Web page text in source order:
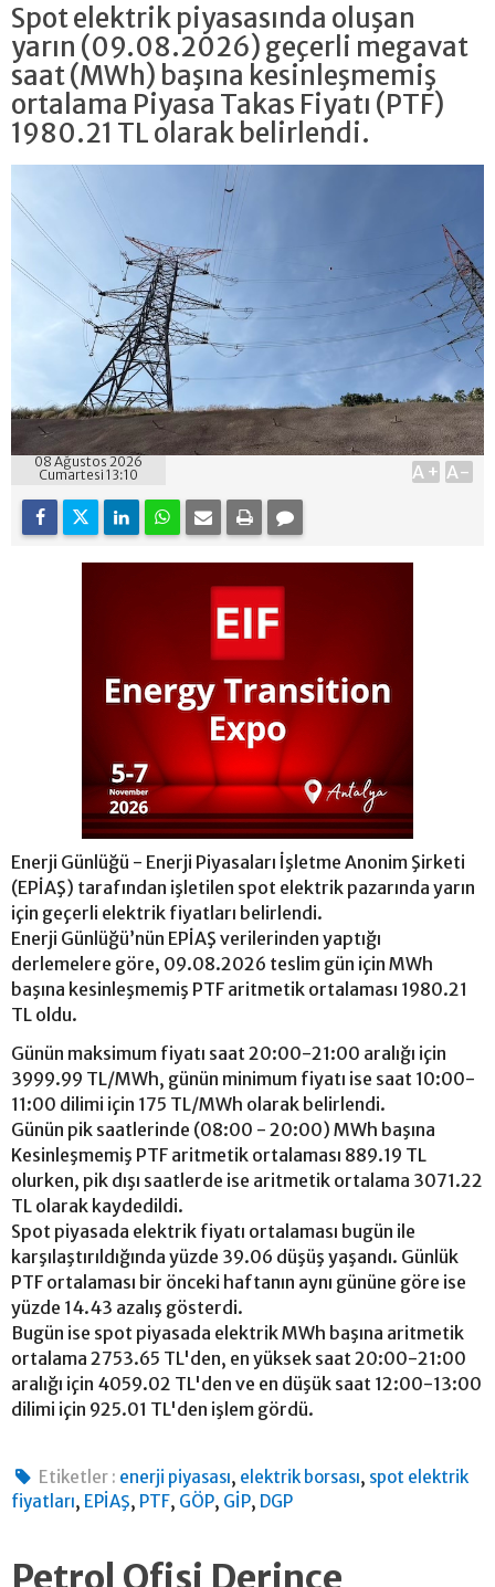
Spot elektrik piyasasında oluşan
yarın (09.08.2026) geçerli megavat
saat (MWh) başına kesinleşmemiş
ortalama Piyasa Takas Fiyatı (PTF)
1980.21 TL olarak belirlendi.
08 Ağustos 2026
Cumartesi 13:10
A+ A-
Enerji Günlüğü - Enerji Piyasaları İşletme Anonim Şirketi
(EPİAŞ) tarafından işletilen spot elektrik pazarında yarın
için geçerli elektrik fiyatları belirlendi.
Enerji Günlüğü’nün EPİAŞ verilerinden yaptığı
derlemelere göre, 09.08.2026 teslim gün için MWh
başına kesinleşmemiş PTF aritmetik ortalaması 1980.21
TL oldu.
Günün maksimum fiyatı saat 20:00-21:00 aralığı için
3999.99 TL/MWh, günün minimum fiyatı ise saat 10:00-
11:00 dilimi için 175 TL/MWh olarak belirlendi.
Günün pik saatlerinde (08:00 - 20:00) MWh başına
Kesinleşmemiş PTF aritmetik ortalaması 889.19 TL
olurken, pik dışı saatlerde ise aritmetik ortalama 3071.22
TL olarak kaydedildi.
Spot piyasada elektrik fiyatı ortalaması bugün ile
karşılaştırıldığında yüzde 39.06 düşüş yaşandı. Günlük
PTF ortalaması bir önceki haftanın aynı gününe göre ise
yüzde 14.43 azalış gösterdi.
Bugün ise spot piyasada elektrik MWh başına aritmetik
ortalama 2753.65 TL'den, en yüksek saat 20:00-21:00
aralığı için 4059.02 TL'den ve en düşük saat 12:00-13:00
dilimi için 925.01 TL'den işlem gördü.
Etiketler : enerji piyasası, elektrik borsası, spot elektrik
fiyatları, EPİAŞ, PTF, GÖP, GİP, DGP